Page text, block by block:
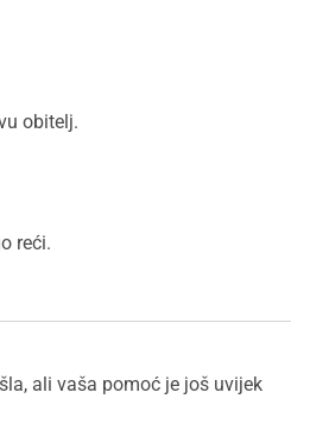
obitelj.
reći.
ali vaša pomoć je još uvijek